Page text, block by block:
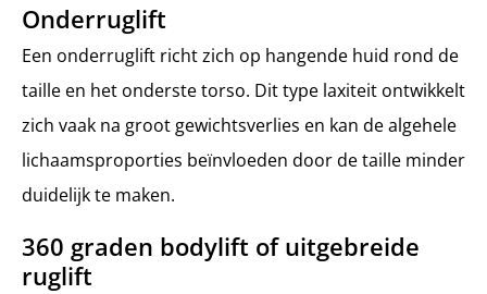
Onderruglift
Een onderruglift richt zich op hangende huid rond de
taille en het onderste torso. Dit type laxiteit ontwikkelt
zich vaak na groot gewichtsverlies en kan de algehele
lichaamsproporties beïnvloeden door de taille minder
duidelijk te maken.
360 graden bodylift of uitgebreide
ruglift